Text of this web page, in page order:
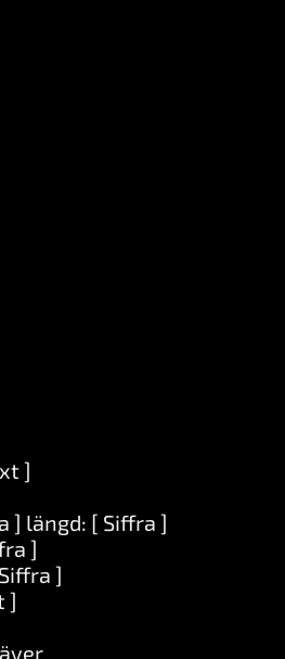
]
] längd: [ Siffra ]
]
]
]